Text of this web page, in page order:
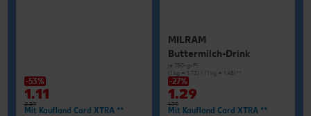
-53%
1.11
2.39
Mit Kaufland Card XTRA **
MILRAM
Buttermilch-Drink
je 750-g-Fl.
(1 kg = 1.72) / (1 kg = 1.48)**
-27%
1.29
1.79
Mit Kaufland Card XTRA **